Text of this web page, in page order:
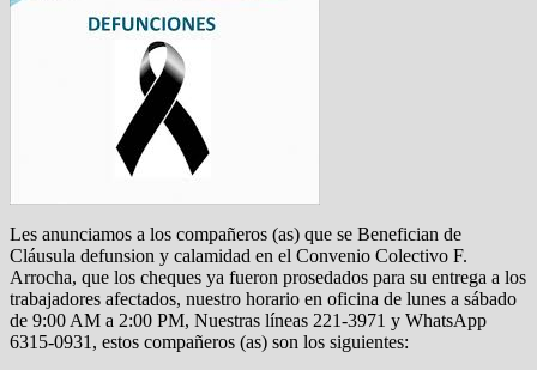
Les anunciamos a los compañeros (as) que se Benefician de
Cláusula defunsion y calamidad en el Convenio Colectivo F.
Arrocha, que los cheques ya fueron prosedados para su entrega a los
trabajadores afectados, nuestro horario en oficina de lunes a sábado
de 9:00 AM a 2:00 PM, Nuestras líneas 221-3971 y WhatsApp
6315-0931, estos compañeros (as) son los siguientes: